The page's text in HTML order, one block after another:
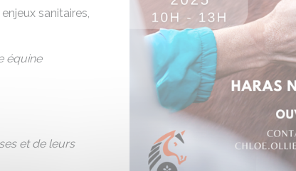
sanitaires,
équine
et de leurs